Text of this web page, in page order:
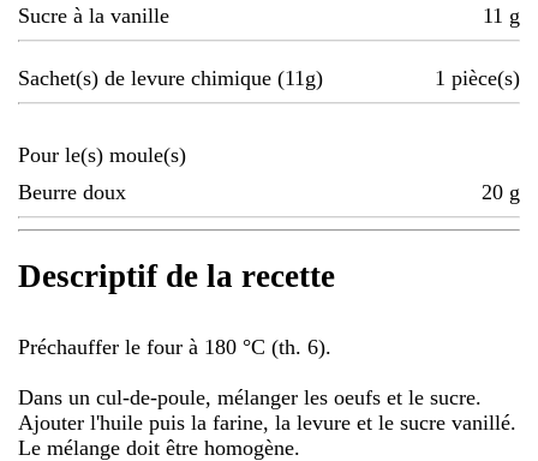
Sucre à la vanille 11 g
Sachet(s) de levure chimique (11g) 1 pièce(s)
Pour le(s) moule(s)
Beurre doux
20 g
Descriptif de la recette
Préchauffer le four à 180 °C (th. 6).
Dans un cul-de-poule, mélanger les oeufs et le sucre.
Ajouter l'huile puis la farine, la levure et le sucre vanillé.
Le mélange doit être homogène.